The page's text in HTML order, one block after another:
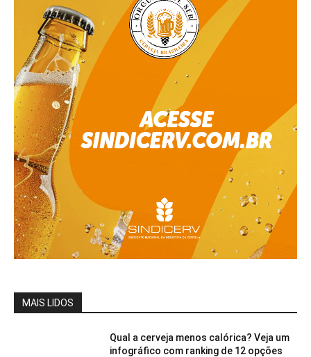
MAIS LIDOS
Qual a cerveja menos calórica? Veja um
infográfico com ranking de 12 opções